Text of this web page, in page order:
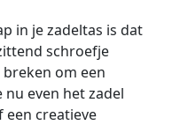
in je zadeltas is dat
schroefje
om een
even het zadel
creatieve